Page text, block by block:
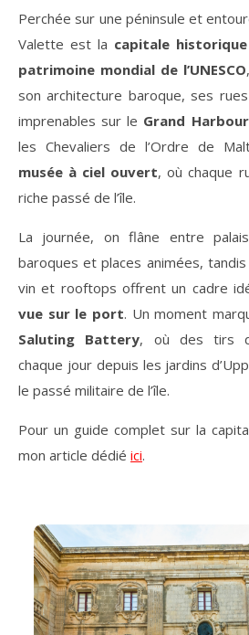
Perchée sur une péninsule et
Valette est la capitale
patrimoine mondial de l’UNESCO
son architecture baroque, ses
imprenables sur le Grand Harbour
les Chevaliers de l’Ordre de
musée à ciel ouvert, où chaque
riche passé de l’île.
La journée, on flâne entre
baroques et places animées,
vin et rooftops offrent un cadre
vue sur le port. Un moment
Saluting Battery, où des tirs
chaque jour depuis les jardins
le passé militaire de l’île.
Pour un guide complet sur la
mon article dédié ici.